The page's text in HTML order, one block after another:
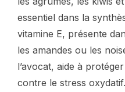
essentiel dans la
vitamine E, présente
les amandes ou les
l’avocat, aide à
contre le stress